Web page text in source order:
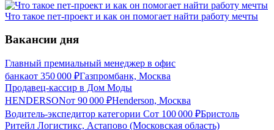
Что такое пет-проект и как он помогает найти работу мечты
Вакансии дня
Главный премиальный менеджер в офис
банкаот 350 000 ₽Газпромбанк, Москва
Продавец-кассир в Дом Моды
HENDERSONот 90 000 ₽Henderson, Москва
Водитель-экспедитор категории Сот 100 000 ₽Бристоль
Ритейл Логистикс, Астапово (Московская область)